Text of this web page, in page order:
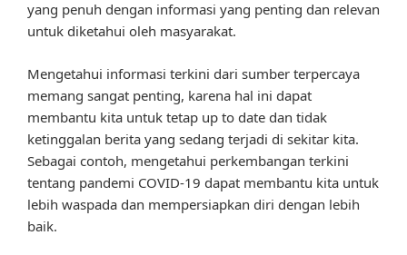
yang penuh dengan informasi yang penting dan relevan
untuk diketahui oleh masyarakat.
Mengetahui informasi terkini dari sumber terpercaya
memang sangat penting, karena hal ini dapat
membantu kita untuk tetap up to date dan tidak
ketinggalan berita yang sedang terjadi di sekitar kita.
Sebagai contoh, mengetahui perkembangan terkini
tentang pandemi COVID-19 dapat membantu kita untuk
lebih waspada dan mempersiapkan diri dengan lebih
baik.